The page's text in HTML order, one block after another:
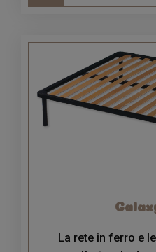
La rete in ferro e